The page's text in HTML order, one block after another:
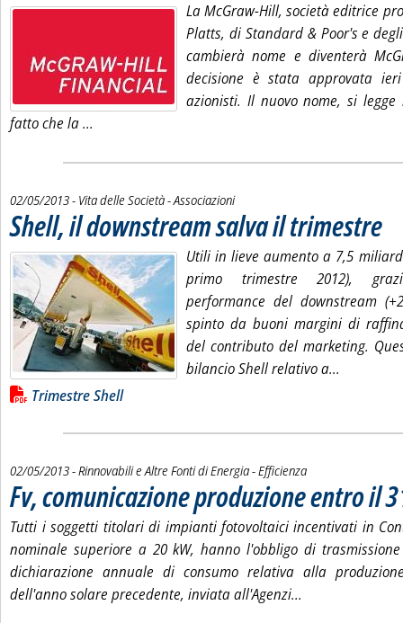
La McGraw-Hill, società editrice
Platts, di Standard & Poor's e
cambierà nome e diventerà
decisione è stata approvata
azionisti. Il nuovo nome, si
fatto che la ...
02/05/2013- Vita delle Società - Associazioni
Shell, il downstream salva il trimestre
Utili in lieve aumento a 7,5
primo trimestre 2012),
performance del downstream
spinto da buoni margini di
del contributo del marketing.
bilancio Shell relativo a...
Lista allegati PDF alla notizia
Trimestre Shell
02/05/2013- Rinnovabili e Altre Fonti di Energia - Efficienza
Fv, comunicazione produzione entro il
Tutti i soggetti titolari di impianti fotovoltaici incentivati in
nominale superiore a 20 kW, hanno l'obbligo di
dichiarazione annuale di consumo relativa alla
dell'anno solare precedente, inviata all'Agenzi...